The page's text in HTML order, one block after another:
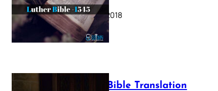
October 17, 2018
Webster Bible Translation